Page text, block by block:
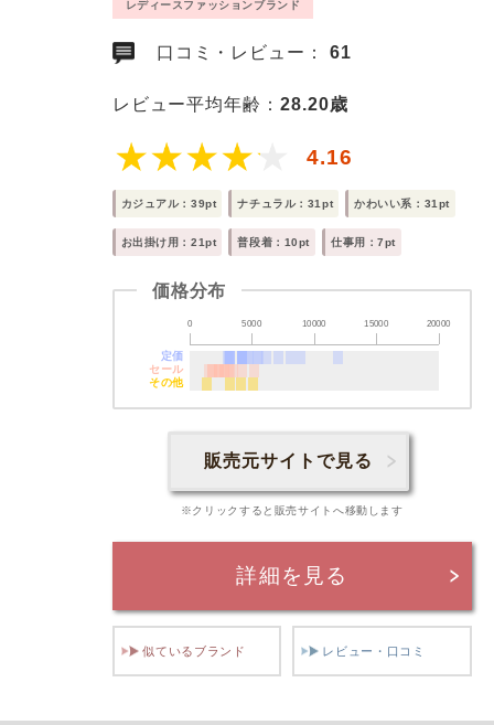
レディースファッションブランド
口コミ・レビュー：61
レビュー平均年齢：28.20歳
4.16
カジュアル：39pt ナチュラル：31pt かわいい系：31pt
お出掛け用：21pt 普段着：10pt 仕事用：7pt
価格分布
0 5000 10000 15000 20000
定価
セール
その他
販売元サイトで見る
※クリックすると販売サイトへ移動します
詳細を見る
似ているブランド レビュー・口コミ